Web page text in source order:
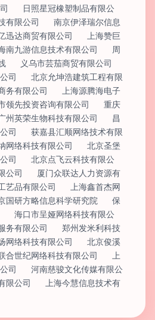
日照星冠橡塑制品有限公
有限公司
南京伊泽瑞尔信息
迅达商贸有限公司
上海赞巨
南九游信息技术有限公司
周
义乌市芸茄商贸有限公司
司
北京允坤浩建筑工程有限
务有限公司
上海源腾海电子
领先投资咨询有限公司
重庆
州英荣生物科技有限公司
昌
司
获嘉县汇顺网络技术有限
网络科技有限公司
北京圣堡
司
北京点飞云科技有限公
公司
厦门众联达人力资源有
艺品有限公司
上海鑫首杰网
国研方略信息科学研究院
保
海口市呈娅网络科技有限公
务有限公司
郑州发米利科技
网络科技有限公司
北京俊溪
合世纪网络科技有限公司
上
司
河南慈骏文化传媒有限公
限公司
上海今慧信息技术有